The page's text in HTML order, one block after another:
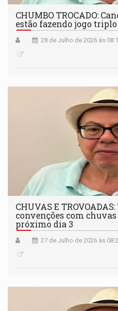
CHUMBO TROCADO:
estão fazendo jogo
28 de Julho de 2026 às
CHUVAS E
convenções com
próximo dia 3
27 de Julho de 2026 às